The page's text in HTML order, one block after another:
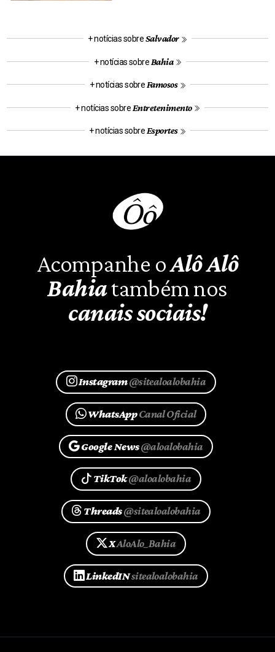
+ notícias sobreSalvador
+ notícias sobre Bahia
+ notícias sobre Famosos
+ notícias sobre Entretenimento
+ notícias sobre Esportes
Acompanhe oAlô Alô
Bahiatambém nos
canais sociais!
Instagram@sitealoalobahia
WhatsAppCanal Oficial
Google News@aloalobahia
TikTok@aloalobahia
Threads@sitealoalobahia
XAloAlo_Bahia
LinkedINsitealoalobahia